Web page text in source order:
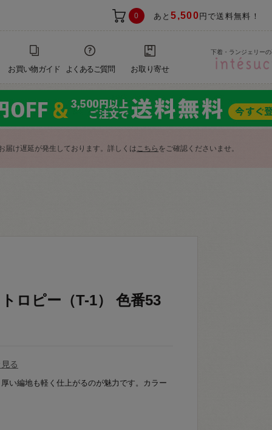
0 あと5,500 円で送料無料！
お買い物ガイド よくあるご質問 お取り寄せ
下着・ランジェリー
届け遅延が発生しております。詳しくはこちら をご確認くださいませ。
ロピー（T-1） 色番53
る
い編地も軽く仕上がるのが魅力です。カラー